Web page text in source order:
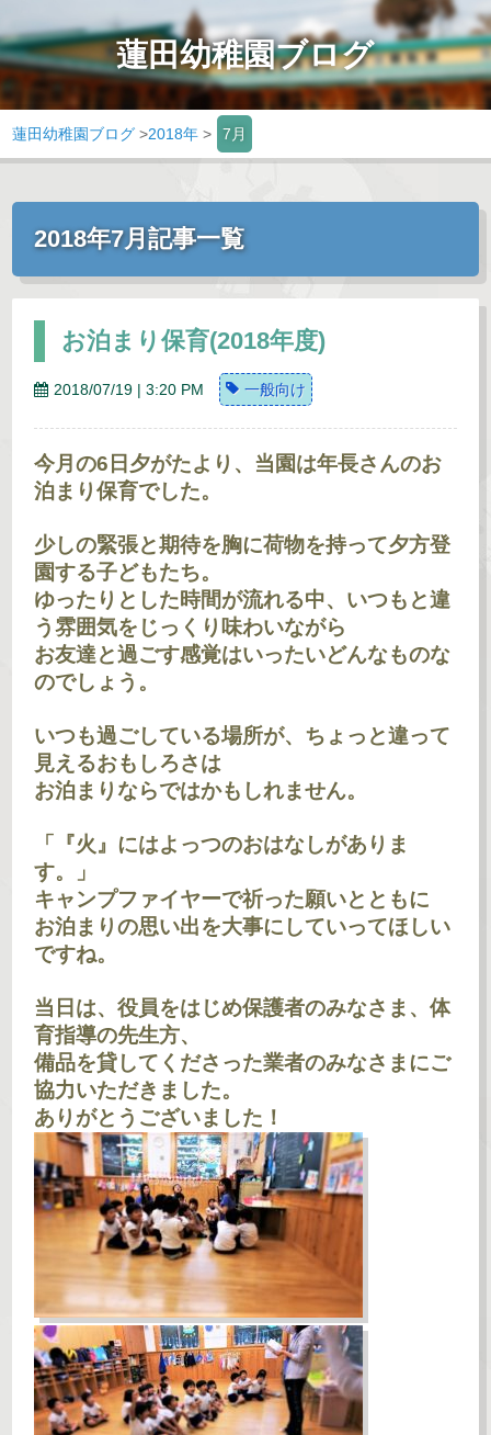
蓮田幼稚園ブログ
蓮田幼稚園ブログ >2018年 > 7月
2018年7月記事一覧
お泊まり保育(2018年度)
2018/07/19 | 3:20 PM 一般向け
今月の6日夕がたより、当園は年長さんのお
泊まり保育でした。
少しの緊張と期待を胸に荷物を持って夕方登
園する子どもたち。
ゆったりとした時間が流れる中、いつもと違
う雰囲気をじっくり味わいながら
お友達と過ごす感覚はいったいどんなものな
のでしょう。
いつも過ごしている場所が、ちょっと違って
見えるおもしろさは
お泊まりならではかもしれません。
「『火』にはよっつのおはなしがありま
す。」
キャンプファイヤーで祈った願いとともに
お泊まりの思い出を大事にしていってほしい
ですね。
当日は、役員をはじめ保護者のみなさま、体
育指導の先生方、
備品を貸してくださった業者のみなさまにご
協力いただきました。
ありがとうございました！